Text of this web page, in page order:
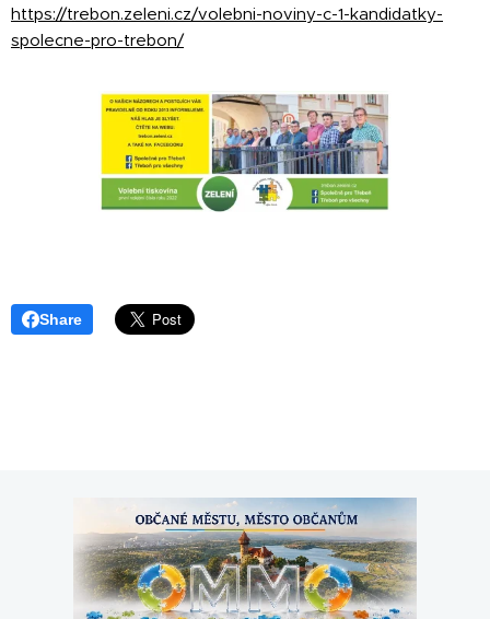
https://trebon.zeleni.cz/volebni-noviny-c-1-kandidatky-
spolecne-pro-trebon/
Share